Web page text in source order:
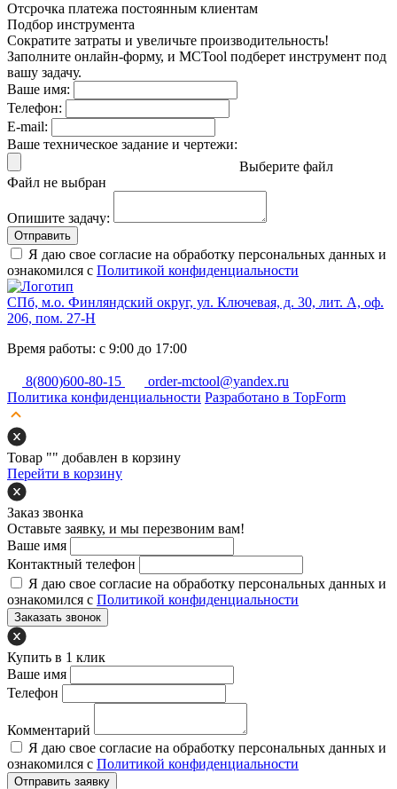
Отсрочка платежа постоянным клиентам
Подбор инструмента
Сократите затраты и увеличьте производительность!
Заполните онлайн-форму, и MCTool подберет инструмент под
вашу задачу.
Ваше имя:
Телефон:
E-mail:
Ваше техническое задание и чертежи:
Выберите файл
Файл не выбран
Опишите задачу:
Отправить
Я даю свое согласие на обработку персональных данных и
ознакомился с Политикой конфиденциальности
СПб, м.о. Финляндский округ, ул. Ключевая, д. 30, лит. А, оф.
206, пом. 27-Н
Время работы: с 9:00 до 17:00
8(800)600-80-15
order-mctool@yandex.ru
Политика конфиденциальности Разработано в TopForm
Товар "" добавлен в корзину
Перейти в корзину
Заказ звонка
Оставьте заявку, и мы перезвоним вам!
Ваше имя
Контактный телефон
Я даю свое согласие на обработку персональных данных и
ознакомился с Политикой конфиденциальности
Заказать звонок
Купить в 1 клик
Ваше имя
Телефон
Комментарий
Я даю свое согласие на обработку персональных данных и
ознакомился с Политикой конфиденциальности
Отправить заявку